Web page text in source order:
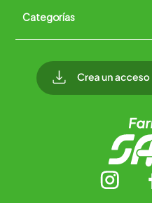
Quiénes somos
Trabaja con nosotros
Categorías
Alimentos
Cuidado personal
Hogar
Infantil
Medicamentos